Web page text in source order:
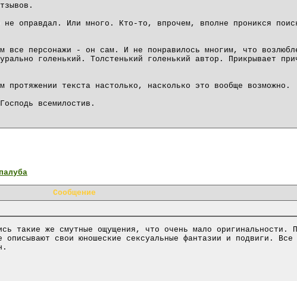
оправдал. Или много. Кто-то, впрочем, вполне проникся
все персонажи - он сам. И не понравилось многим, что
голенький. Толстенький голенький автор. Прикрывает
текста настолько, насколько это вообще возможно.
всемилостив.
Сообщение
такие же смутные ощущения, что очень мало оригинальности.
свои юношеские сексуальные фантазии и подвиги. Все